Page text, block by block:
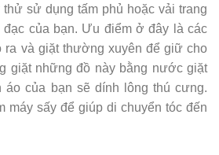
thử sử dụng tấm phủ hoặc vải trang
đạc của bạn. Ưu điểm ở đây là các
ra và giặt thường xuyên để giữ cho
giặt những đồ này bằng nước giặt
áo của bạn sẽ dính lông thú cưng.
máy sấy để giúp di chuyển tóc đến